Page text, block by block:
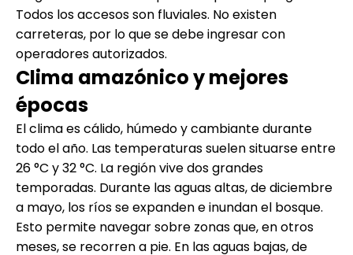
Todos los accesos son fluviales. No existen
carreteras, por lo que se debe ingresar con
operadores autorizados.
Clima amazónico y mejores
épocas
El clima es cálido, húmedo y cambiante durante
todo el año. Las temperaturas suelen situarse entre
26 °C y 32 °C. La región vive dos grandes
temporadas. Durante las aguas altas, de diciembre
a mayo, los ríos se expanden e inundan el bosque.
Esto permite navegar sobre zonas que, en otros
meses, se recorren a pie. En las aguas bajas, de